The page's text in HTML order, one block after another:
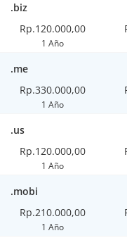
.biz
Rp.120.000,00
1 Año
.me
Rp.330.000,00
1 Año
.us
Rp.120.000,00
1 Año
.mobi
Rp.210.000,00
1 Año